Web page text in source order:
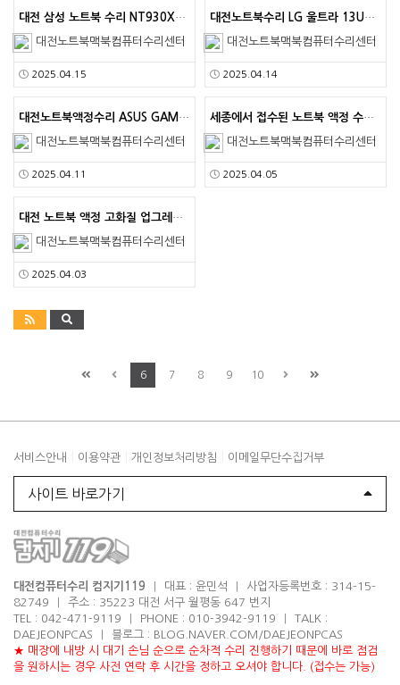
대전 삼성 노트북 수리 NT930XCR-A38A 액정 …
대전노트북맥북컴퓨터수리센터
2025.04.15
대전노트북수리 LG 울트라 13UD50N 액정 파손 교…
대전노트북맥북컴퓨터수리센터
2025.04.14
대전노트북액정수리 ASUS GAMING TUF F15 …
대전노트북맥북컴퓨터수리센터
2025.04.11
세종에서 접수된 노트북 액정 수리 LG 그램 16ZD9…
대전노트북맥북컴퓨터수리센터
2025.04.05
대전 노트북 액정 고화질 업그레이드 삼성 nt550xd…
대전노트북맥북컴퓨터수리센터
2025.04.03
6 7 8 9 10
서비스안내 이용약관 개인정보처리방침 이메일무단수집거부
사이트 바로가기
대전컴퓨터수리 컴지기119 대표 : 윤민석
사업자등록번호 : 314-15-
82749
주소 : 35223 대전 서구 월평동 647 번지
TEL : 042-471-9119
PHONE : 010-3942-9119
TALK :
DAEJEONPCAS
블로그 : BLOG.NAVER.COM/DAEJEONPCAS
★ 매장에 내방 시 대기 손님 순으로 순차적 수리 진행하기 때문에 바로 점검
을 원하시는 경우 사전 연락 후 시간을 정하고 오셔야 합니다. (접수는 가능)